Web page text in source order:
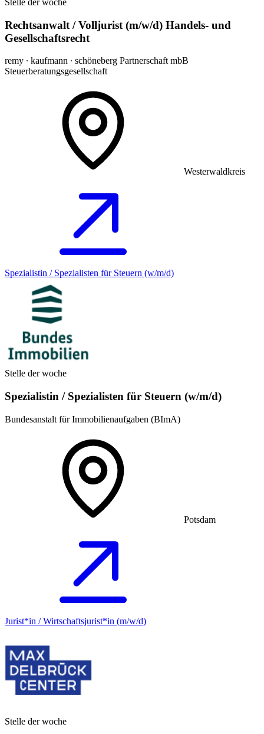
Stelle der woche
Rechtsanwalt / Volljurist (m/w/d) Handels- und
Gesellschaftsrecht
remy ∙ kaufmann ∙ schöneberg Partnerschaft mbB
Steuerberatungsgesellschaft
Westerwaldkreis
Spezialistin / Spezialisten für Steuern (w/m/d)
Stelle der woche
Spezialistin / Spezialisten für Steuern (w/m/d)
Bundesanstalt für Immobilienaufgaben (BImA)
Potsdam
Jurist*in / Wirtschafts­jurist*in (m/w/d)
Stelle der woche